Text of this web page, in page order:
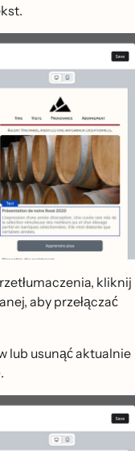
kliknij
aby przełączać
lub usunąć aktualnie